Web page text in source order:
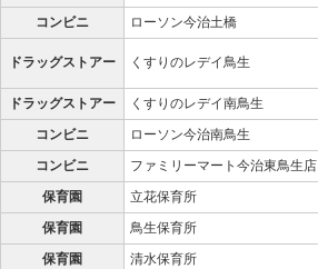
コンビニ
ローソン今治土橋
ドラッグストアー くすりのレデイ鳥生
ドラッグストアー くすりのレデイ南鳥生
コンビニ
ローソン今治南鳥生
コンビニ
ファミリーマート今治東鳥生店
保育園
立花保育所
保育園
鳥生保育所
保育園
清水保育所